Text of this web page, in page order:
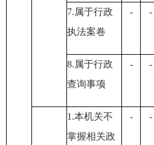
7.属于行政
执法案卷
- -
8.属于行政
查询事项
- -
1.本机关不
掌握相关政
- -